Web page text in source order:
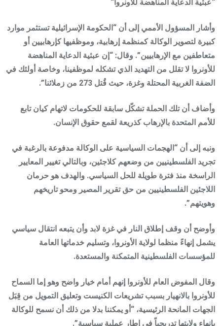
“عبثية الدعاية المناهضة للأونروا“
وأشار المسؤول الأممي إلى أن “الحكومة الإسرائيلية تستثمر موارد
كبيرة لتصوير الوكالة كمنظمة إرهابية، وموظفيها كإرهابيين أو
متعاطفين مع الإرهابيين”. وقال: “إن عبثية الدعاية المناهضة
للأونروا لا تقلل من التهديد الذي تشكله لموظفينا، وخاصة أولئك في
الضفة الغربية المحتلة وغزة، حيث قُتل 273 من زملائنا”.
وأضاف أن تلك الحملة تشكّل سابقة للحكومات لاتهام كيان تابع
للأمم المتحدة بالإرهاب كذريعة لقمع حقوق الإنسان.
ونبه إلى أن “الهجمات السياسية على الوكالة مدفوعة بالرغبة في
تجريد الفلسطينيين من وضعهم كلاجئين، وبالتالي تغيير المعايير
الراسخة منذ فترة طويلة للحل السياسي. والهدف هو حرمان
اللاجئين الفلسطينيين من حق تقرير المصير ومحو تاريخهم
وهويتهم”.
وأوضح أن وقف إطلاق النار في غزة لابد وأن يتبعه انتقال سياسي
يشمل إنهاءً منظما لولاية الأونروا، وتسليم خدماتها العامة
للمؤسسات الفلسطينية المتمكنة والمستعدة.
وقال المفوض العام للأونروا إنهم أمام خيار واضح وهو إما السماح
للأونروا بالانهيار بسبب تشريعات الكنيست وتعليق التمويل من قِبَل
الجهات المانحة الرئيسية، “أو يمكننا بدلا من ذلك أن نسمح للوكالة
بإنهاء ولايتها تدريجياً في إطار عملية سياسية”.